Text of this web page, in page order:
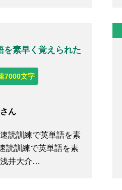
を素早く覚えられた
7000文字
ん
読訓練で英単語を素
読訓練で英単語を素
井大介…